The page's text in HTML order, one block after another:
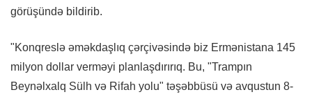
görüşündə bildirib.
"Konqreslə əməkdaşlıq çərçivəsində biz Ermənistana 145
milyon dollar verməyi planlaşdırırıq. Bu, "Trampın
Beynəlxalq Sülh və Rifah yolu" təşəbbüsü və avqustun 8-